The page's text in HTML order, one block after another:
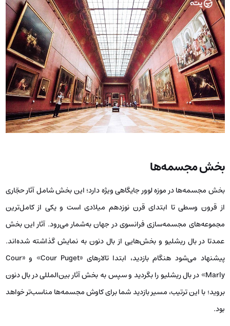
بخش مجسمه‌ها
بخش مجسمه‌ها در موزه لوور جایگاهی ویژه دارد؛ این بخش شامل آثار حجّاری
از قرون وسطی تا ابتدای قرن نوزدهم میلادی است و یکی از کامل‌ترین
مجموعه‌های مجسمه‌سازی فرانسوی در جهان به‌شمار می‌رود. آثار این بخش
عمدتا در بال ریشلیو و بخش‌هایی از بال دنون به نمایش گذاشته شده‌اند.
پیشنهاد می‌شود هنگام بازدید، ابتدا تالارهای «Cour Puget» و «Cour
Marly» در بال ریشلیو را بگردید و سپس به بخش آثار بین‌المللی در بال دنون
بروید؛ با این ترتیب، مسیر بازدید شما برای کاوش مجسمه‌ها مناسب‌تر خواهد
بود.